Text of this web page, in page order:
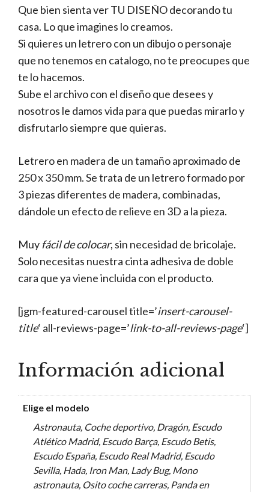
Que bien sienta ver TU DISEÑO decorando tu
casa. Lo que imagines lo creamos.
Si quieres un letrero con un dibujo o personaje
que no tenemos en catalogo, no te preocupes que
te lo hacemos.
Sube el archivo con el diseño que desees y
nosotros le damos vida para que puedas mirarlo y
disfrutarlo siempre que quieras.
Letrero en madera de un tamaño aproximado de
250 x 350 mm. Se trata de un letrero formado por
3 piezas diferentes de madera, combinadas,
dándole un efecto de relieve en 3D a la pieza.
Muy fácil de colocar, sin necesidad de bricolaje.
Solo necesitas nuestra cinta adhesiva de doble
cara que ya viene incluida con el producto.
[jgm-featured-carousel title=’insert-carousel-
title‘ all-reviews-page=’link-to-all-reviews-page‘]
Información adicional
Elige el modelo
Astronauta, Coche deportivo, Dragón, Escudo
Atlético Madrid, Escudo Barça, Escudo Betis,
Escudo España, Escudo Real Madrid, Escudo
Sevilla, Hada, Iron Man, Lady Bug, Mono
astronauta, Osito coche carreras, Panda en